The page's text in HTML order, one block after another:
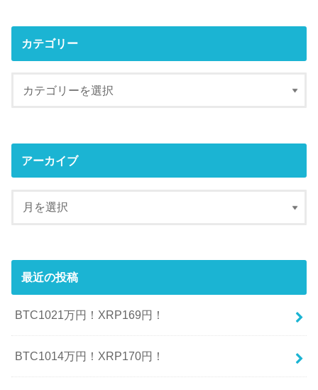
カテゴリー
アーカイブ
最近の投稿
BTC1021万円！XRP169円！
BTC1014万円！XRP170円！